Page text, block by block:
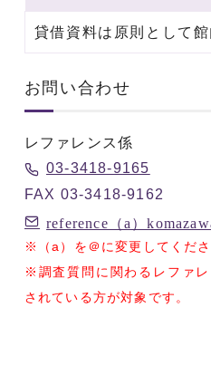
貸借資料は原則として
お問い合わせ
レファレンス係
03-3418-9165
FAX 03-3418-9162
reference（a）
※（a）を＠に変更してくださ
※調査質問に関わるレファ
されている方が対象です。